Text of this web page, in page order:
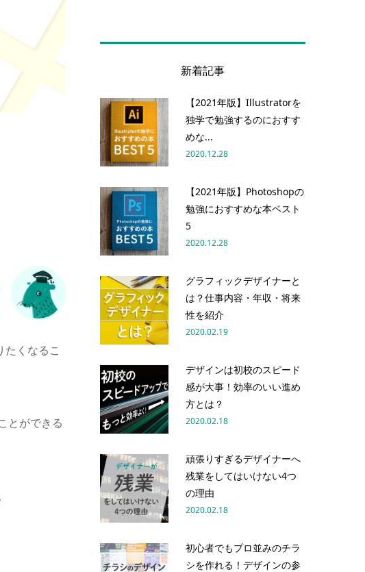
たくなるこ
とができる
新着記事
【2021年版】Illustratorを
独学で勉強するのにおすす
めな...
2020.12.28
【2021年版】Photoshopの
勉強におすすめな本ベスト
5
2020.12.28
グラフィックデザイナーと
は？仕事内容・年収・将来
性を紹介
2020.02.19
デザインは初校のスピード
感が大事！効率のいい進め
方とは？
2020.02.18
頑張りすぎるデザイナーへ
残業をしてはいけない4つ
の理由
2020.02.18
初心者でもプロ並みのチラ
シを作れる！デザインの参